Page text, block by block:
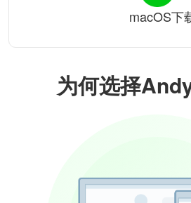
为何选择
macOS下